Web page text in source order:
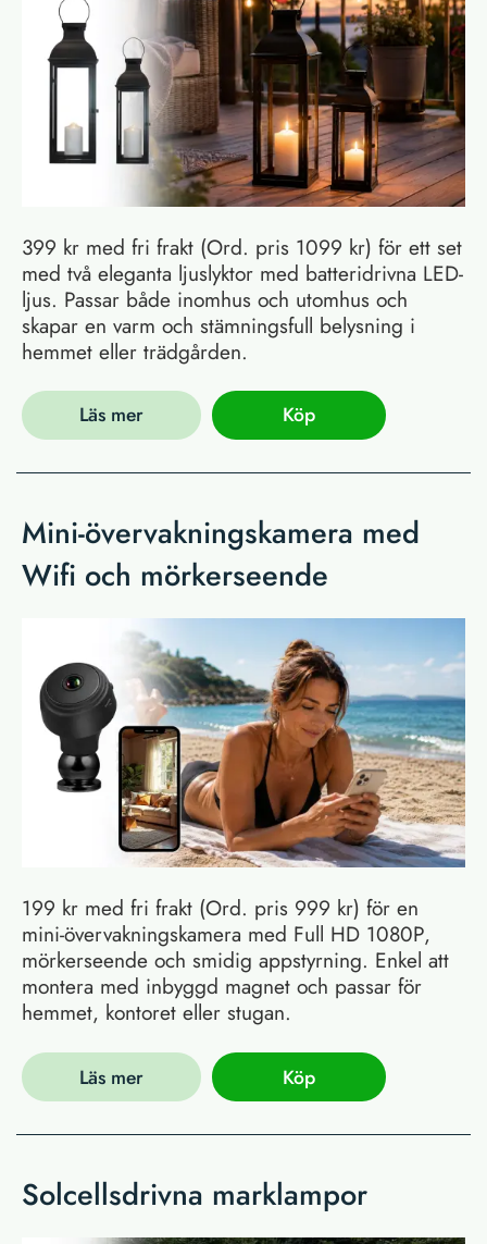
399 kr med fri frakt (Ord. pris 1099 kr) för ett set
med två eleganta ljuslyktor med batteridrivna LED-
ljus. Passar både inomhus och utomhus och
skapar en varm och stämningsfull belysning i
hemmet eller trädgården.
Läs mer Köp
Mini-övervakningskamera med
Wifi och mörkerseende
199 kr med fri frakt (Ord. pris 999 kr) för en
mini-övervakningskamera med Full HD 1080P,
mörkerseende och smidig appstyrning. Enkel att
montera med inbyggd magnet och passar för
hemmet, kontoret eller stugan.
Läs mer Köp
Solcellsdrivna marklampor